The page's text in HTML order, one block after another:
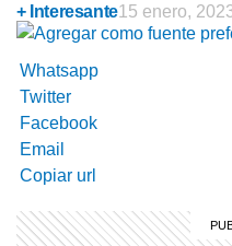
+ Interesante15 enero,
Whatsapp
Twitter
Facebook
Email
Copiar url